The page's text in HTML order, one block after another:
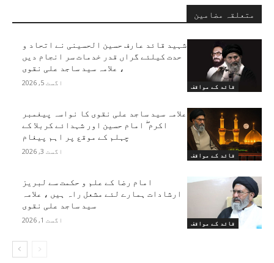
متعلقہ مضامین
قائد کے مواقف
شہید قائد عارف حسین الحسینی نے اتحاد و
حدت کیلئے گراں قدر خدمات سر انجام دیں
، علامہ سید ساجد علی نقوی
اگست 5, 2026
قائد کے مواقف
علامہ سید ساجد علی نقوی کا نواسہ پیغمبر
اکرم ۖ امام حسین اور شہدائے کربلا کے
چہلم کے موقع پر اہم پیغام
اگست 3, 2026
قائد کے مواقف
امام رضا کے علم و حکمت سے لبریز
ارشادات ہمارے لئے مشعل راہ ہیں ، علامہ
سید ساجد علی نقوی
اگست 1, 2026